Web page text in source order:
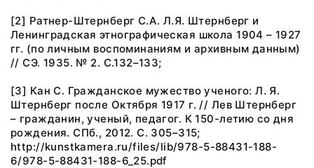
[2] Ратнер-Штернберг С.А. Л.Я. Штернберг и
Ленинградская этнографическая школа 1904 – 1927
гг. (по личным воспоминаниям и архивным данным)
// СЭ. 1935. № 2. С.132–133;
[3] Кан С. Гражданское мужество ученого: Л. Я.
Штернберг после Октября 1917 г. // Лев Штернберг
– гражданин, ученый, педагог. К 150-летию со дня
рождения. СПб., 2012. С. 305–315;
http://kunstkamera.ru/files/lib/978-5-88431-188-
6/978-5-88431-188-6_25.pdf